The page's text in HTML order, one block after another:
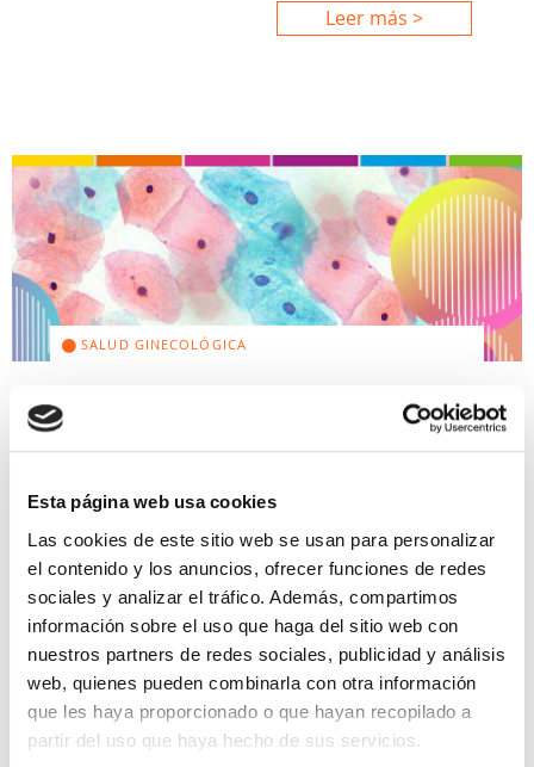
Esta página web usa cookies
Las cookies de este sitio web se usan para personalizar
el contenido y los anuncios, ofrecer funciones de redes
sociales y analizar el tráfico. Además, compartimos
información sobre el uso que haga del sitio web con
nuestros partners de redes sociales, publicidad y análisis
web, quienes pueden combinarla con otra información
que les haya proporcionado o que hayan recopilado a
partir del uso que haya hecho de sus servicios.
Leer más >
SALUD GINECOLÓGICA
Qué es una citología y qué
incluye
Qué es una citología cervicovaginal o test
Papanicolau Una citología, es una prueba
diagnóstica en la cual se toma una muestra celular
del cuello del útero con el principal objetivo […]
Leer más >